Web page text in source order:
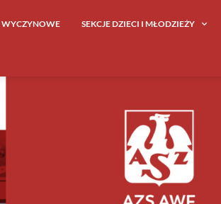
WYCZYNOWE SEKCJE DZIECI I MŁODZIEŻY